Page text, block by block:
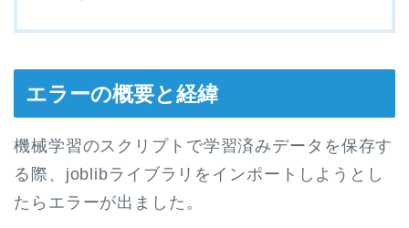
エラーの概要と経緯
機械学習のスクリプトで学習済みデータを保存す
る際、joblibライブラリをインポートしようとし
たらエラーが出ました。